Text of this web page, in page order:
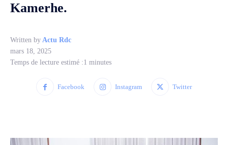
Kamerhe.
Written by Actu Rdc
mars 18, 2025
Temps de lecture estimé :1 minutes
Facebook Instagram Twitter